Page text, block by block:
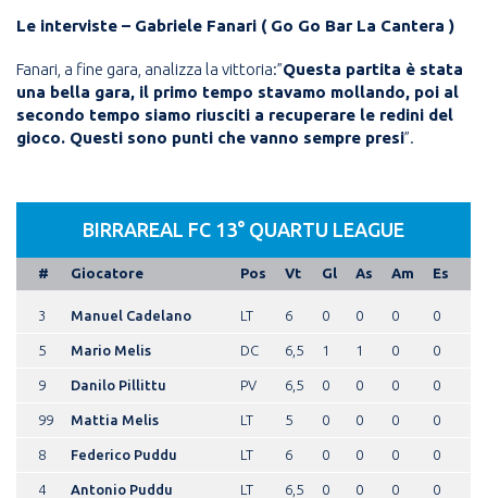
Le interviste – Gabriele Fanari ( Go Go Bar La Cantera )
Fanari, a fine gara, analizza la vittoria:”Questa partita è stata
una bella gara, il primo tempo stavamo mollando, poi al
secondo tempo siamo riusciti a recuperare le redini del
gioco. Questi sono punti che vanno sempre presi”.
BIRRAREAL FC 13° QUARTU LEAGUE
# Giocatore Pos Vt Gl As Am Es
3 Manuel Cadelano LT 6 0 0 0 0
5 Mario Melis DC 6,5 1 1 0 0
9 Danilo Pillittu PV 6,5 0 0 0 0
99 Mattia Melis LT 5 0 0 0 0
8 Federico Puddu LT 6 0 0 0 0
4 Antonio Puddu LT 6,5 0 0 0 0